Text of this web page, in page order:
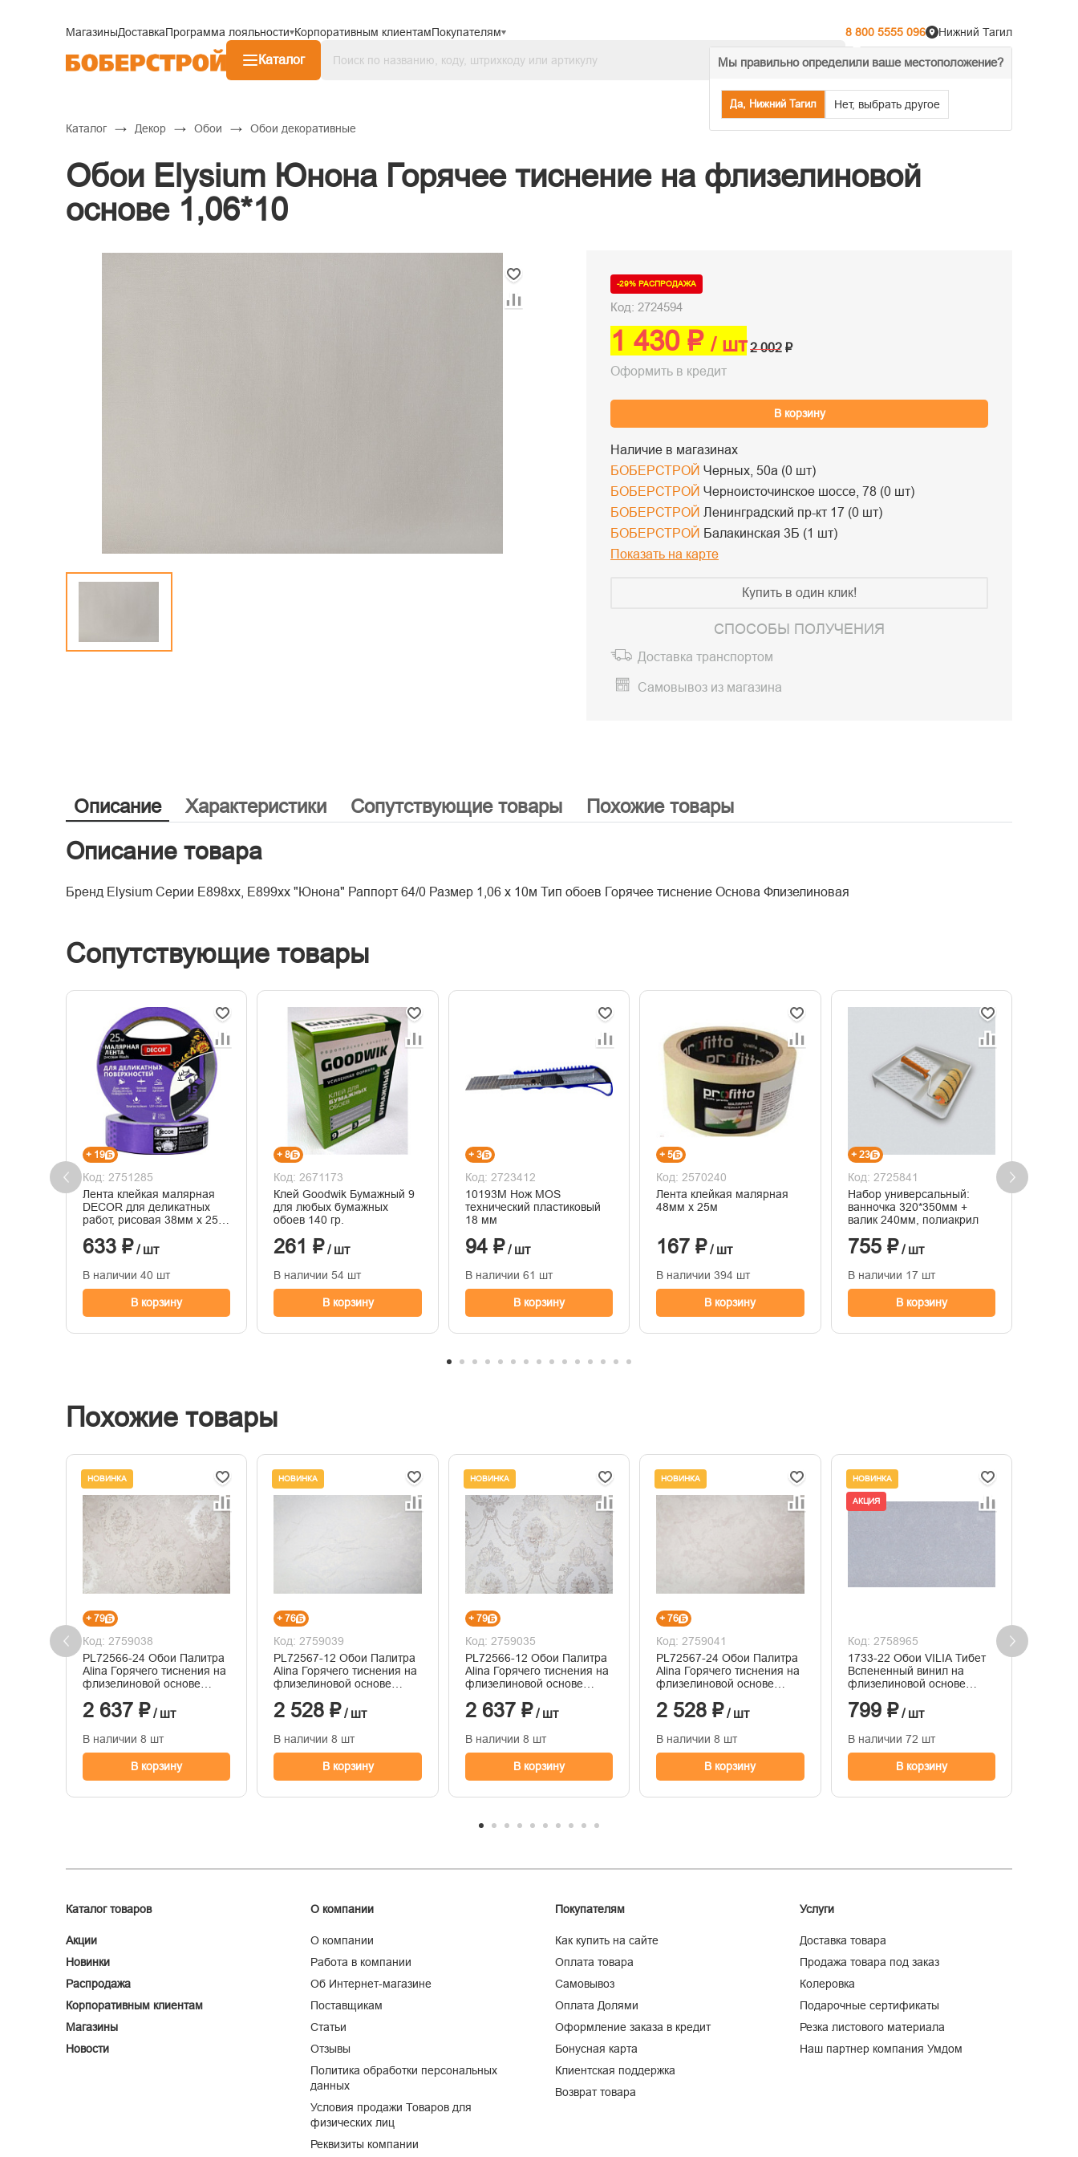
МагазиныДоставкаПрограмма лояльности Корпоративным клиентамПокупателям 8 800 5555 096
Мы правильно определили ваше местоположение?
Да, Нижний Тагил Нет, выбрать другое
Нижний Тагил
Каталог
% Акции Распродажа
Каталог → Декор → Обои → Обои декоративные
Обои Elysium Юнона Горячее тиснение на флизелиновой
основе 1,06*10
-29% РАСПРОДАЖА
Код: 2724594
1 430 ₽ / шт 2 002 ₽
Оформить в кредит
В корзину
Наличие в магазинах
БОБЕРСТРОЙ Черных, 50а (0 шт)
БОБЕРСТРОЙ Черноисточинское шоссе, 78 (0 шт)
БОБЕРСТРОЙ Ленинградский пр-кт 17 (0 шт)
БОБЕРСТРОЙ Балакинская 3Б (1 шт)
Показать на карте
Купить в один клик!
СПОСОБЫ ПОЛУЧЕНИЯ
Доставка транспортом
Самовывоз из магазина
Описание Характеристики Сопутствующие товары Похожие товары
Описание товара
Бренд Elysium Серии Е898хх, Е899хх "Юнона" Раппорт 64/0 Размер 1,06 х 10м Тип обоев Горячее тиснение Основа Флизелиновая
Сопутствующие товары
+ 19
Код: 2751285
Лента клейкая малярная
DECOR для деликатных
работ, рисовая 38мм х 25м,
633 ₽ / шт
В наличии 40 шт
В корзину
+ 8
Код: 2671173
Клей Goodwik Бумажный 9
для любых бумажных
обоев 140 гр.
261 ₽ / шт
В наличии 54 шт
В корзину
+ 3
Код: 2723412
10193М Нож MOS
технический пластиковый
18 мм
94 ₽/ шт
В наличии 61 шт
В корзину
+ 5
Код: 2570240
Лента клейкая малярная
48мм х 25м
167 ₽ / шт
В наличии 394 шт
В корзину
+ 23
Код: 2725841
Набор универсальный:
ванночка 320*350мм +
валик 240мм, полиакрил
755 ₽/ шт
В наличии 17 шт
В корзину
Похожие товары
НОВИНКА
+ 79
Код: 2759038
PL72566-24 Обои Палитра
Alina Горячего тиснения на
флизелиновой основе
2 637 ₽ / шт
В наличии 8 шт
В корзину
НОВИНКА
+ 76
Код: 2759039
PL72567-12 Обои Палитра
Alina Горячего тиснения на
флизелиновой основе
2 528 ₽ / шт
В наличии 8 шт
В корзину
НОВИНКА
+ 79
Код: 2759035
PL72566-12 Обои Палитра
Alina Горячего тиснения на
флизелиновой основе
2 637 ₽/ шт
В наличии 8 шт
В корзину
НОВИНКА
+ 76
Код: 2759041
PL72567-24 Обои Палитра
Alina Горячего тиснения на
флизелиновой основе
2 528 ₽ / шт
В наличии 8 шт
В корзину
НОВИНКА
АКЦИЯ
Код: 2758965
1733-22 Обои VILIA Тибет
Вспененный винил на
флизелиновой основе
799 ₽/ шт
В наличии 72 шт
В корзину
Каталог товаров
Акции
Новинки
Распродажа
Корпоративным клиентам
Магазины
Новости
О компании
О компании
Работа в компании
Об Интернет-магазине
Поставщикам
Статьи
Отзывы
Политика обработки персональных
данных
Условия продажи Товаров для
физических лиц
Реквизиты компании
Покупателям
Как купить на сайте
Оплата товара
Самовывоз
Оплата Долями
Оформление заказа в кредит
Бонусная карта
Клиентская поддержка
Возврат товара
Услуги
Доставка товара
Продажа товара под заказ
Колеровка
Подарочные сертификаты
Резка листового материала
Наш партнер компания Умдом